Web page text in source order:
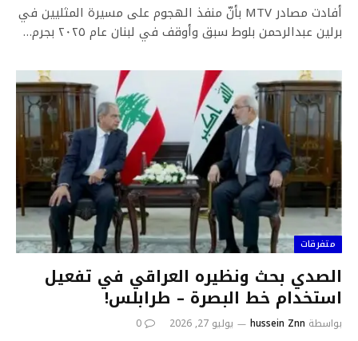
أفادت مصادر MTV بأنّ منفذ الهجوم على مسيرة المثليين في
برلين عبدالرحمن بلوط سبق وأوقف في لبنان عام ٢٠٢٥ بجرم…
متفرقات
الصدي بحث ونظيره العراقي في تفعيل
استخدام خط البصرة – طرابلس!
بواسطة hussein Znn يوليو 27, 2026 0